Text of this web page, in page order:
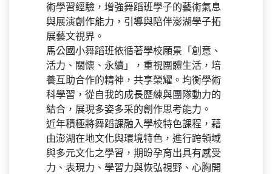
術學習經驗，增強舞蹈班學子的藝術氣息
與展演創作能力，引導與陪伴澎湖學子拓
展藝文視界。
馬公國小舞蹈班依循著學校願景「創意、
活力、關懷、永續」，重視團體生活，培
養互助合作的精神，共享榮耀。均衡學術
科學習，從自我的成長歷練與團隊動力的
結合，展現多姿多采的創作思考能力。
近年積極將舞蹈課融入學校特色課程，藉
由澎湖在地文化與環境特色，進行跨領域
與多元文化之學習，期盼孕育出具有感受
力、表現力、學習力與恢弘視野、心胸開